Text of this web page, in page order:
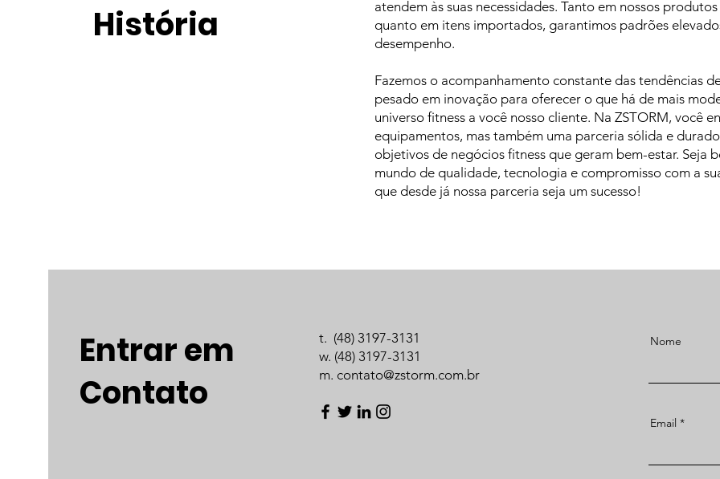
História
atendem às suas necessidades. Tanto em nossos
quanto em itens importados, garantimos padrões
desempenho.
Fazemos o acompanhamento constante das tendências
pesado em inovação para oferecer o que há de mais
universo fitness a você nosso cliente. Na ZSTORM, você
equipamentos, mas também uma parceria sólida e
objetivos de negócios fitness que geram bem-estar. Seja
mundo de qualidade, tecnologia e compromisso com a
que desde já nossa parceria seja um sucesso!
​Entrar em
Contato
t. (48) 3197-3131
w. (48) 3197-3131
m. contato@zstorm.com.br
Nome
Email